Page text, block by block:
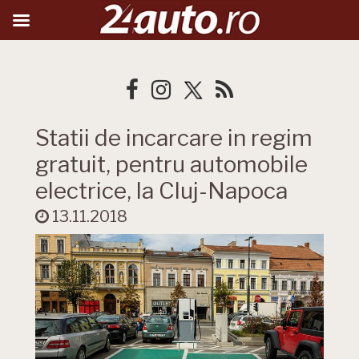
Statii de incarcare in regim
gratuit, pentru automobile
electrice, la Cluj-Napoca
13.11.2018